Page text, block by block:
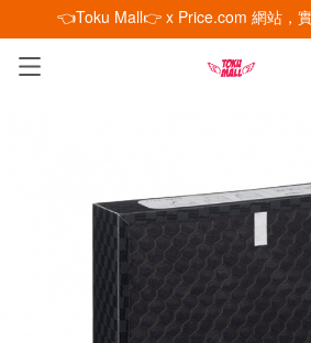
👈Toku Mall👉 x Price.com 網站，實
已加入購物車